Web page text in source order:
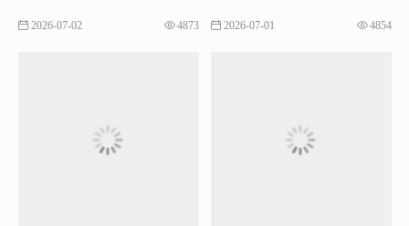
2026-07-02 4873
嘎猛 ​🔥支持全网20个直播
2026-07-01 4854